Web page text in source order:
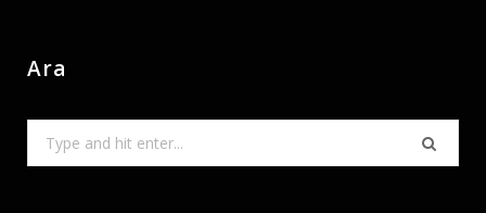
Ara
for: